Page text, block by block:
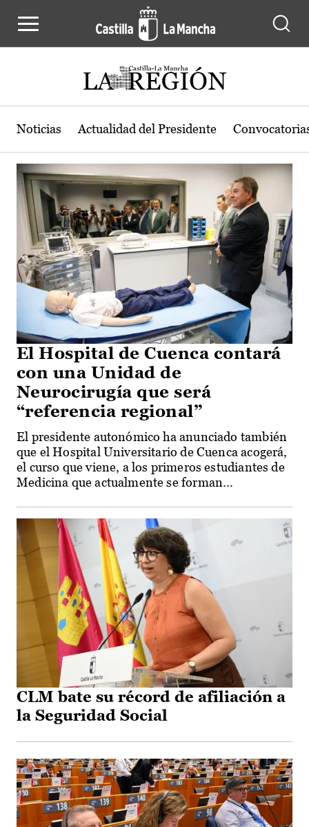
Actualidad de la región de Castilla-
Noticias Actualidad del Presidente
El Hospital de Cuenca contará
con una Unidad de
Neurocirugía que será
“referencia regional”
El presidente autonómico ha anunciado también
que el Hospital Universitario de Cuenca acogerá,
el curso que viene, a los primeros estudiantes de
Medicina que actualmente se forman...
CLM bate su récord de afiliación a
la Seguridad Social